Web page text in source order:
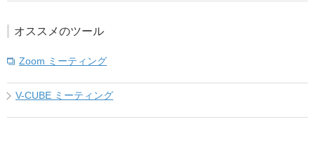
オススメのツール
Zoom ミーティング
V-CUBE ミーティング